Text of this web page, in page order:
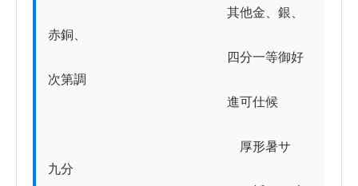
其他金、銀、
赤銅、
四分一等御好
次第調
進可仕候
厚形暑サ
九分